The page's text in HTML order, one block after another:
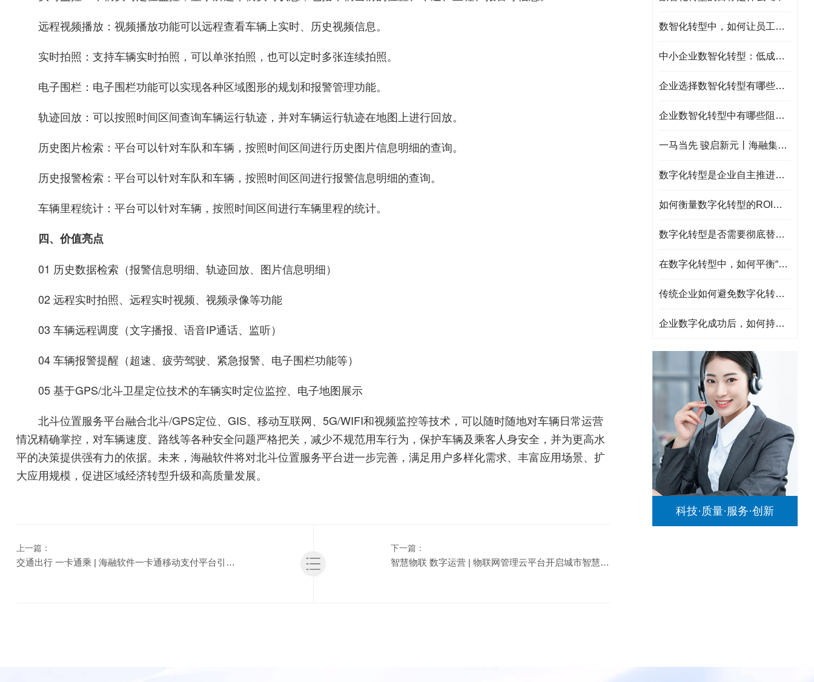
远程视频播放：视频播放功能可以远程查看车辆上实时、历史视频信息。
实时拍照：支持车辆实时拍照，可以单张拍照，也可以定时多张连续拍照。
电子围栏：电子围栏功能可以实现各种区域图形的规划和报警管理功能。
轨迹回放：可以按照时间区间查询车辆运行轨迹，并对车辆运行轨迹在地图上进行回放。
历史图片检索：平台可以针对车队和车辆，按照时间区间进行历史图片信息明细的查询。
历史报警检索：平台可以针对车队和车辆，按照时间区间进行报警信息明细的查询。
车辆里程统计：平台可以针对车辆，按照时间区间进行车辆里程的统计。
四、价值亮点
01 历史数据检索（报警信息明细、轨迹回放、图片信息明细）
02 远程实时拍照、远程实时视频、视频录像等功能
03 车辆远程调度（文字播报、语音IP通话、监听）
04 车辆报警提醒（超速、疲劳驾驶、紧急报警、电子围栏功能等）
05 基于GPS/北斗卫星定位技术的车辆实时定位监控、电子地图展示
北斗位置服务平台融合北斗/GPS定位、GIS、移动互联网、5G/WIFI和视频监控等技术，可以随时随地对车辆日常运营
情况精确掌控，对车辆速度、路线等各种安全问题严格把关，减少不规范用车行为，保护车辆及乘客人身安全，并为更高水
平的决策提供强有力的依据。未来，海融软件将对北斗位置服务平台进一步完善，满足用户多样化需求、丰富应用场景、扩
大应用规模，促进区域经济转型升级和高质量发展。
上一篇：
交通出行 一卡通乘 | 海融软件一卡通移动支付平台引领智慧生活
下一篇：
智慧物联 数字运营 | 物联网管理云平台开启城市智慧出行新时代
数智化转型中，如何让员工成为转型推动者
中小企业数智化转型：低成本、高回报的“轻量路径”
企业选择数智化转型有哪些问题需要注意？
企业数智化转型中有哪些阻力？应该如何解决？
一马当先 骏启新元丨海融集团祝大家2026元旦快乐!
数字化转型是企业自主推进的劣势，如何选择靠谱的服务商？
如何衡量数字化转型的ROI（投资回报率）？
数字化转型是否需要彻底替换旧系统？如何处理遗留系统？
在数字化转型中，如何平衡“标准化”与“个性化”需求？
传统企业如何避免数字化转型沦为“技术堆砌”？
企业数字化成功后，如何持续迭代与创新?
科技·质量·服务·创新